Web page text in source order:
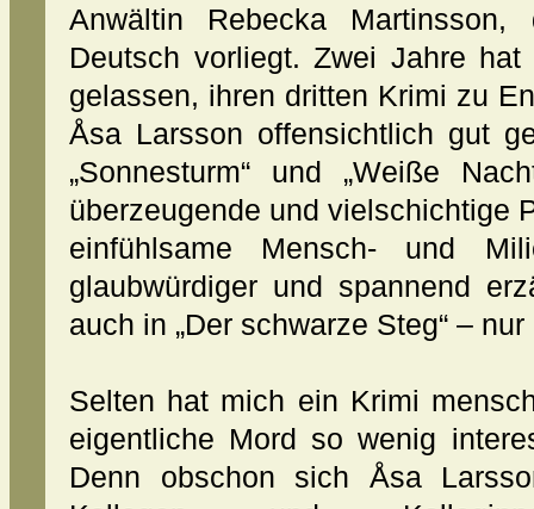
Anwältin Rebecka
Deutsch vorliegt. Zwei Jahre
gelassen, ihren dritten Krimi zu
Åsa Larsson offensichtlich gut
„Sonnesturm“ und „Weiße
überzeugende und vielschichtige
einfühlsame Mensch- und
glaubwürdiger und spannend
auch in „Der schwarze Steg“ –
Selten hat mich ein Krimi
eigentliche Mord so wenig
Denn obschon sich Åsa